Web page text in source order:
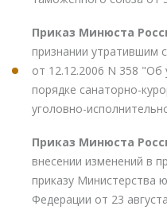
Приказ Минюста
признании утратившим
от 12.12.2006 N 358 "Об
порядке санаторно-
уголовно-
Приказ Минюста
внесении изменений в
приказу Министерства
Федерации от 23